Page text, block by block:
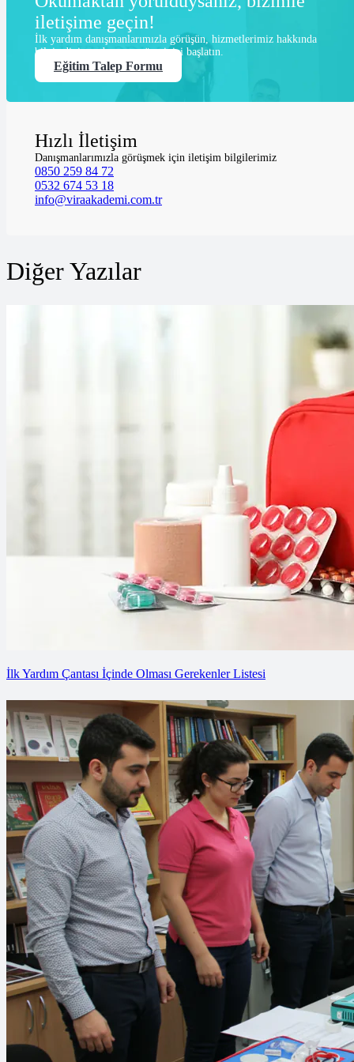
iletişime geçin!
İlk yardım danışmanlarımızla görüşün, hizmetlerimiz hakkında
bilgi edinin ve başvuru sürecinizi başlatın.
Eğitim Talep Formu
Hızlı İletişim
Danışmanlarımızla görüşmek için iletişim bilgilerimiz
0850 259 84 72
0532 674 53 18
info@viraakademi.com.tr
Diğer Yazılar
İlk Yardım Çantası İçinde Olması Gerekenler Listesi